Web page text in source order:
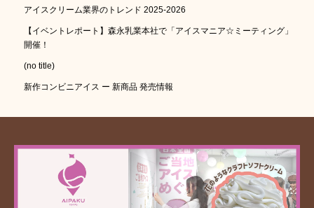
アイスクリーム業界のトレンド 2025-2026
【イベントレポート】森永乳業本社で「アイスマニア☆ミーティング」
開催！
(no title)
新作コンビニアイス ー 新商品 発売情報